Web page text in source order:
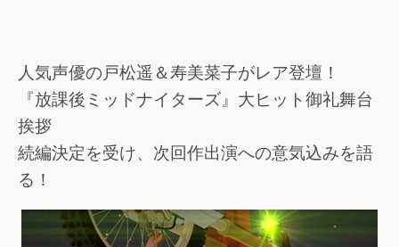
人気声優の戸松遥＆寿美菜子がレア登壇！
『放課後ミッドナイターズ』大ヒット御礼舞台
挨拶
続編決定を受け、次回作出演への意気込みを語
る！